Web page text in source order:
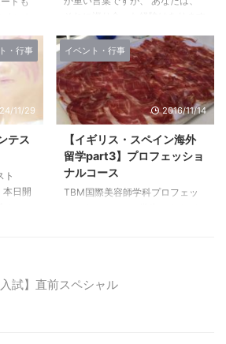
生、ボランティアで、なんだかん
だ私たちが元気 ...
今日
専門学
す。
学校
なもの
えた
Art
高崎
開校
われ
目の前で体感することとなりま
す。 それは、美容・ファッショ
ン・メイクに興味あるひとすべて
の 美意識改革！ 昨年も映像技術
や音響に絶大な評価をいただき、
今年はさらにブラッシュアップさ
せ準備をすすめています。 まだ
見に来られたことのない人のため
昨年「live of Art 2017」のステー
ジ裏（学生たち）の様子をピック
・行事
11/29
テス
スト
日開
目」
の違
あっ
イベント・行事
2016/11/14
【イギリス・スペイン海外
留学part3】プロフェッショ
ナルコース
TBM国際美容師学科プロフェッ
学での経験を活かし頑張っていま
入試】直前スペシャル